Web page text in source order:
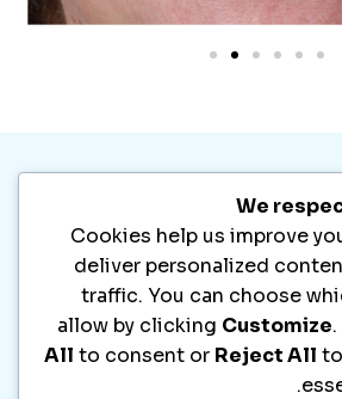
We
Cookies help us improve
deliver personalized
traffic. You can choose
allow by clicking Customize
All to consent or Reject All